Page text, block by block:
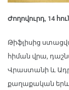
Ժողովուրդ, 14
Թիֆլիսից
հիման վրա,
Վրաստանի և
քաղաքական